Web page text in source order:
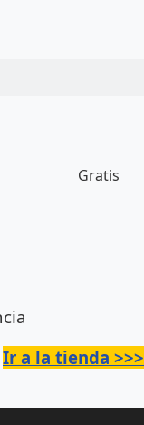
Gratis
Ir a la tienda >>>